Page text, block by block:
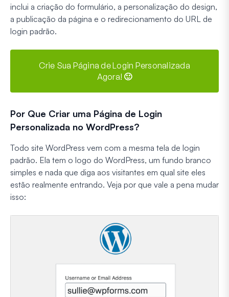
inclui a criação do formulário, a personalização do design,
a publicação da página e o redirecionamento do URL de
login padrão.
Crie Sua Página de Login Personalizada
Agora! 🙂
Por Que Criar uma Página de Login
Personalizada no WordPress?
Todo site WordPress vem com a mesma tela de login
padrão. Ela tem o logo do WordPress, um fundo branco
simples e nada que diga aos visitantes em qual site eles
estão realmente entrando. Veja por que vale a pena mudar
isso: